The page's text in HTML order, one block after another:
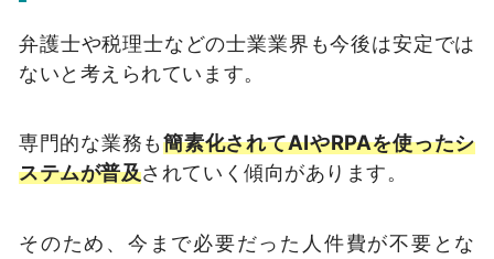
弁護士や税理士などの士業業界も今後は安定では
ないと考えられています。
専門的な業務も簡素化されてAIやRPAを使ったシ
ステムが普及されていく傾向があります。
そのため、今まで必要だった人件費が不要とな